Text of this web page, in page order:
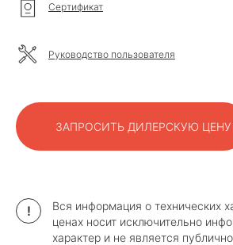
Сертификат
Руководство пользователя
ЗАПРОСИТЬ ДИЛЕРСКУЮ ЦЕНУ
!
Вся информация о технических
ценах носит исключительно
характер и не является